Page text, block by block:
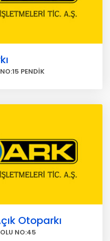
PENDİK
Otoparkı
NO:45